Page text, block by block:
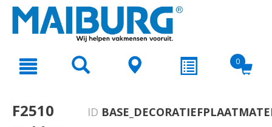
text.skipToNavigation
0
F2510
ID